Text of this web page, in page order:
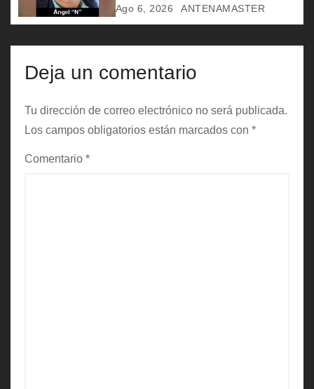
r
a
d
a
s
Información Clave
Ago 6, 2026 ANTENAMASTER
Deja un comentario
Tu dirección de correo electrónico no será publicada.
Los campos obligatorios están marcados con *
Comentario *